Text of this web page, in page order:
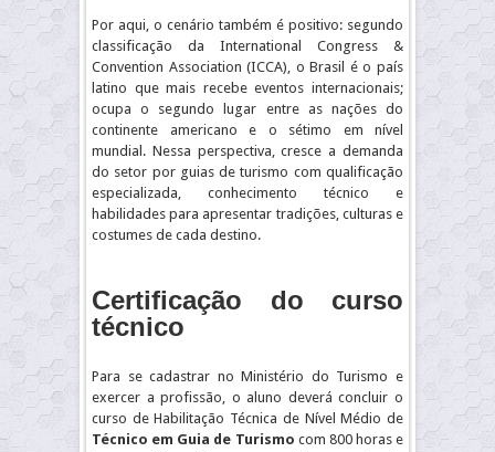
Por aqui, o cenário também é positivo: segundo
classificação da International Congress &
Convention Association (ICCA), o Brasil é o país
latino que mais recebe eventos internacionais;
ocupa o segundo lugar entre as nações do
continente americano e o sétimo em nível
mundial. Nessa perspectiva, cresce a demanda
do setor por guias de turismo com qualificação
especializada, conhecimento técnico e
habilidades para apresentar tradições, culturas e
costumes de cada destino.
Certificação do curso
técnico
Para se cadastrar no Ministério do Turismo e
exercer a profissão, o aluno deverá concluir o
curso de Habilitação Técnica de Nível Médio de
Técnico em Guia de Turismo com 800 horas e